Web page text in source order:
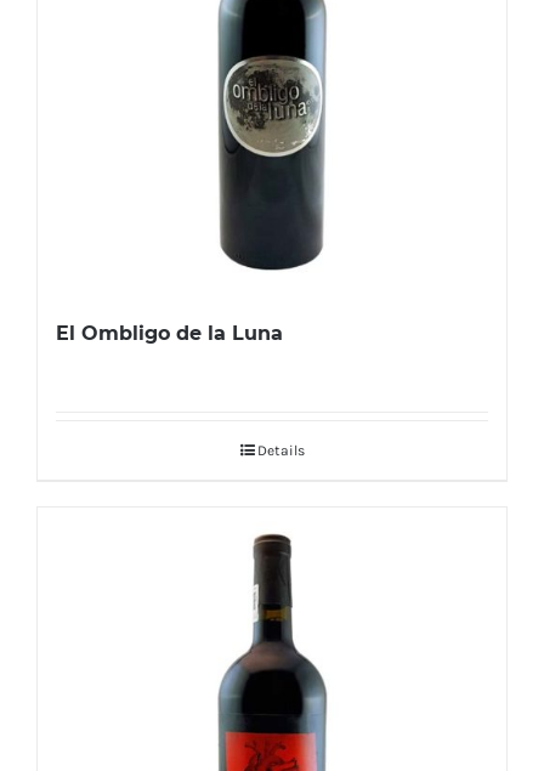
El Ombligo de la Luna
Details